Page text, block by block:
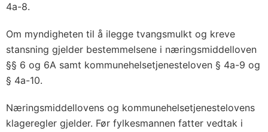
4a-8.
Om myndigheten til å ilegge tvangsmulkt og kreve
stansning gjelder bestemmelsene i næringsmiddelloven
§§ 6 og 6A samt kommunehelsetjenesteloven § 4a-9 og
§ 4a-10.
Næringsmiddellovens og kommunehelsetjenestelovens
klageregler gjelder. Før fylkesmannen fatter vedtak i